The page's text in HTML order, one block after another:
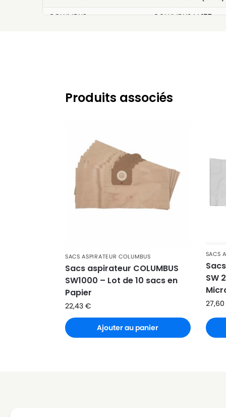
COLUMBUS
COLUMBUS M 157
COLUMBUS
COLUMBUS ST 1000
COLUMBUS
COLUMBUS
COLUMBUS SW 50
COLUMBUS
COLUMBUS SW 52
COLUMBUS
COLUMBUS SW 53
Produits associés
SACS ASPIRATEUR COLUMBUS
Sacs aspirateur COLUMBUS
SW1000 – Lot de 10 sacs en
Papier
22,43 €
Ajouter au panier
SACS
SW
27,60